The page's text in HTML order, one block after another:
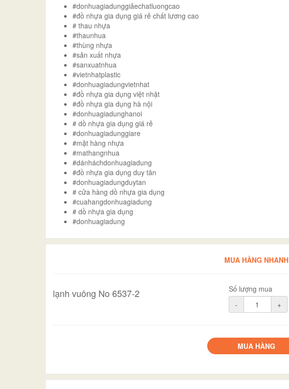
#donhuagiadunggiảechatluongcao
#đồ nhựa gia dụng giá rẻ chất lương cao
# thau nhựa
#thaunhua
#thùng nhựa
#sản xuất nhựa
#sanxuatnhua
#vietnhatplastic
#donhuagiadungvietnhat
#đồ nhựa gia dụng việt nhật
#đồ nhựa gia dụng hà nội
#donhuagiadunghanoi
# dồ nhựa gia dụng giá rẻ
#donhuagiadunggiare
#mặt hàng nhựa
#mathangnhua
#dánháchdonhuagiadung
#đồ nhựa gia dụng duy tân
#donhuagiadungduytan
# cửa hàng dồ nhựa gia dụng
#cuahangdonhuagiadung
# dồ nhựa gia dụng
#donhuagiadung
MUA HÀNG NHANH
lạnh vuông No 6537-2
Số lượng mua
-
+
MUA HÀNG